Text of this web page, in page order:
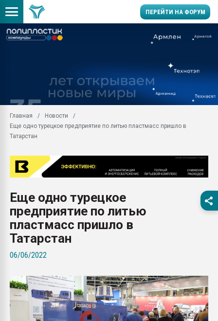
ПЕРЕЙТИ НА ФОРУМ
29.07.2026 ФРП помог
заводу пластмасс"
28.07.2026
первый план в
28.07.2026
ситуацией на
Главная
Новости
Еще одно турецкое предприятие по литью пластмасс пришло в
Татарстан
Еще одно турецкое
предприятие по литью
пластмасс пришло в
Татарстан
06/06/2022